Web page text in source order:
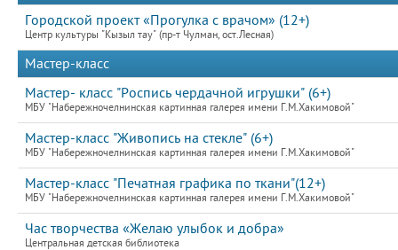
Городской проект «Прогулка с врачом» (12+)
Центр культуры "Кызыл тау" (пр-т Чулман, ост.Лесная)
Мастер-класс
Мастер- класс "Роспись чердачной игрушки" (6+)
МБУ "Набережночелнинская картинная галерея имени Г.М.Хакимовой"
Мастер-класс "Живопись на стекле" (6+)
МБУ "Набережночелнинская картинная галерея имени Г.М.Хакимовой"
Мастер-класс "Печатная графика по ткани"(12+)
МБУ "Набережночелнинская картинная галерея имени Г.М.Хакимовой"
Час творчества «Желаю улыбок и добра»
Центральная детская библиотека